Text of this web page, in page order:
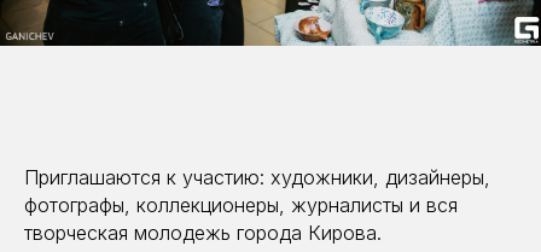
Приглашаются к участию: художники, дизайнеры,
фотографы, коллекционеры, журналисты и вся
творческая молодежь города Кирова.